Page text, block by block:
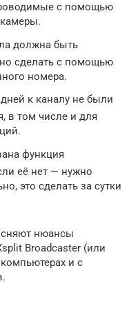
с помощью
должна быть
сделать с помощью
номера.
к каналу не были
в том числе и для
функция
её нет — нужно
это сделать за сутки
нюансы
Broadcaster (или
и с